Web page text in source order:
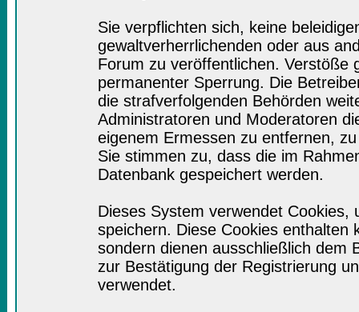
Sie verpflichten sich, keine
gewaltverherrlichenden oder aus
Forum zu veröffentlichen. Verstöße
permanenter Sperrung. Die
die strafverfolgenden Behörden
Administratoren und Moderatoren
eigenem Ermessen zu entfernen,
Sie stimmen zu, dass die im
Datenbank gespeichert werden.
Dieses System verwendet
speichern. Diese Cookies enthalten
sondern dienen ausschließlich dem
zur Bestätigung der Registrierung
verwendet.